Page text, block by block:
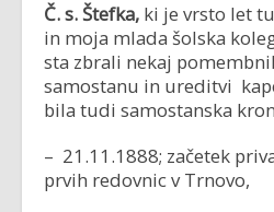
Č. s. Štefka, ki je vrsto let
in moja mlada šolska
sta zbrali nekaj
samostanu in ureditvi
bila tudi samostanska
– 21.11.1888; začetek
prvih redovnic v Trnovo,